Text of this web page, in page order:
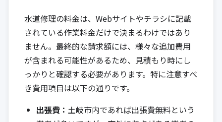
水道修理の料金は、Webサイトやチラシに記載
されている作業料金だけで決まるわけではあり
ません。最終的な請求額には、様々な追加費用
が含まれる可能性があるため、見積もり時にし
っかりと確認する必要があります。特に注意すべ
き費用項目は以下の通りです。
出張費： 土岐市内であれば出張費無料という